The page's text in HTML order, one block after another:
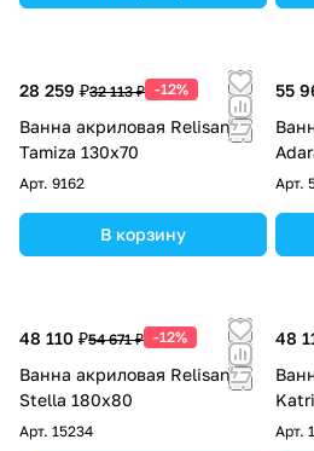
28 259 ₽32 113 ₽ -12%
Ванна акриловая Relisan
Tamiza 130x70
Арт. 9162
В корзину
55
Арт.
48 110 ₽54 671 ₽ -12%
Ванна акриловая Relisan
Stella 180х80
Арт. 15234
48
Арт.